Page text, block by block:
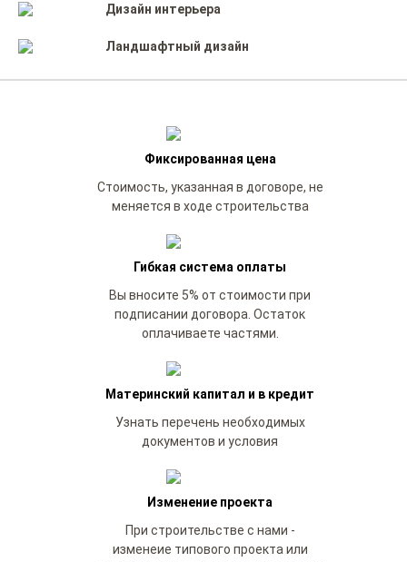
Дизайн интерьера
Ландшафтный дизайн
Фиксированная цена
Стоимость, указанная в договоре, не
меняется в ходе строительства
Гибкая система оплаты
Вы вносите 5% от стоимости при
подписании договора. Остаток
оплачиваете частями.
Материнский капитал и в кредит
Узнать перечень необходимых
документов и условия
Изменение проекта
При строительстве с нами -
изменеие типового проекта или